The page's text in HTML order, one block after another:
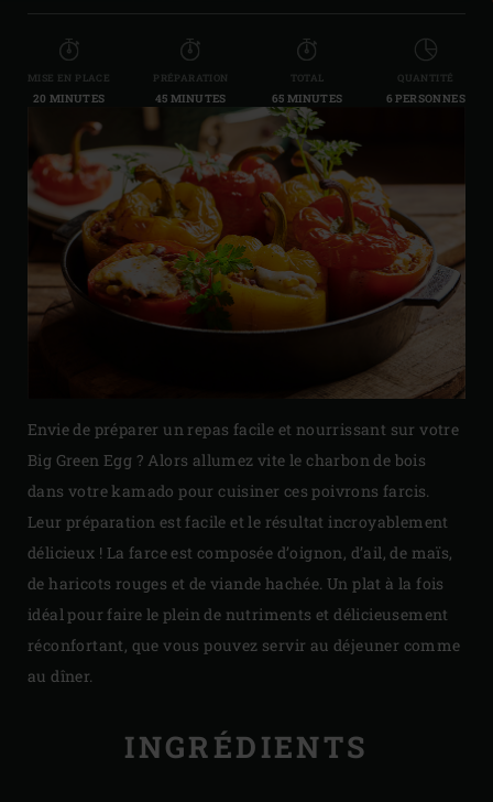
MISE EN PLACE
20 MINUTES
PRÉPARATION
45 MINUTES
TOTAL
65 MINUTES
QUANTITÉ
6 PERSONNES
Envie de préparer un repas facile et nourrissant sur votre
Big Green Egg ? Alors allumez vite le charbon de bois
dans votre kamado pour cuisiner ces poivrons farcis.
Leur préparation est facile et le résultat incroyablement
délicieux ! La farce est composée d’oignon, d’ail, de maïs,
de haricots rouges et de viande hachée. Un plat à la fois
idéal pour faire le plein de nutriments et délicieusement
réconfortant, que vous pouvez servir au déjeuner comme
au dîner.
INGRÉDIENTS